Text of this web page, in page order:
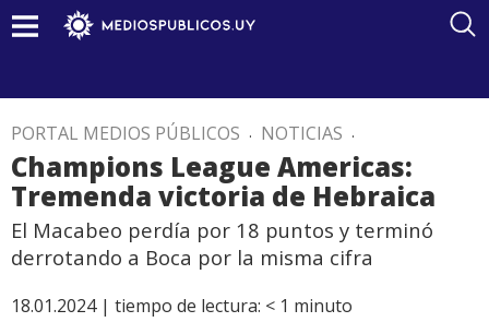
PORTAL MEDIOS PÚBLICOS . NOTICIAS .
Champions League Americas:
Tremenda victoria de Hebraica
El Macabeo perdía por 18 puntos y terminó
derrotando a Boca por la misma cifra
18.01.2024 | tiempo de lectura: < 1 minuto